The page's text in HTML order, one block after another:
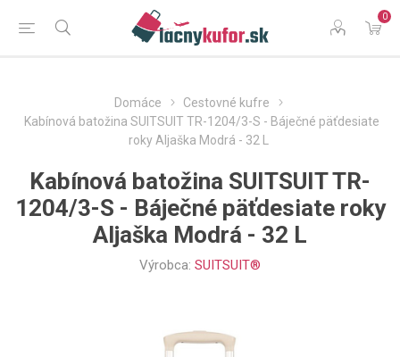
0
Domáce
Cestovné kufre
Kabínová batožina SUITSUIT TR-1204/3-S - Báječné päťdesiate
roky Aljaška Modrá - 32 L
Kabínová batožina SUITSUIT TR-
1204/3-S - Báječné päťdesiate roky
Aljaška Modrá - 32 L
Výrobca: SUITSUIT®